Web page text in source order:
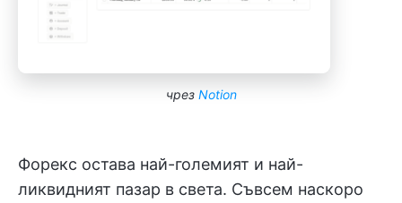
чрез Notion
Форекс остава най-големият и най-
ликвидният пазар в света. Съвсем наскоро